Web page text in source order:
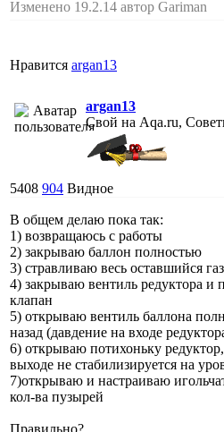
Изменено 19.2.14 автор Gariman
Нравится argan13
argan13
Свой на Aqa.ru,
5408 904 Видное
В общем делаю пока так:
1) возвращаюсь с работы
2) закрываю баллон полностью
3) стравливаю весь оставшийся
4) закрываю вентиль редуктора и
клапан
5) открываю вентиль баллона
назад (давдение на входе
6) открываю потихоньку
выходе не стабилизируется на
7)открываю и настраиваю
кол-ва пузырей
Правильно?